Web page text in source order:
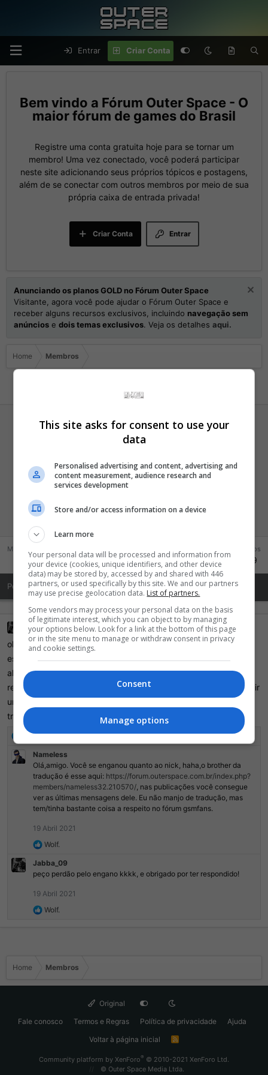
Entrar Criar Conta
Fórum Outer Space - O
maior fórum de games do Brasil
Registre uma conta gratuita hoje para se tornar um
membro! Uma vez conectado, você poderá participar
neste site adicionando seus próprios tópicos e postagens,
além de se conectar com outros membros por meio de sua
própria caixa de entrada privada!
Entrar
Criar Conta
Anunciando os planos GOLD no Fórum Outer Space
Visitante, agora você pode ajudar o Fórum Outer Space e
receber alguns recursos exclusivos, incluindo navegação sem
anúncios e dois temas exclusivos. Veja os detalhes aqui.
Home Membros
Nameless
Registrado
29 Fevereiro 2012
Mensagens
1.488 5.210
Pontos
709
Posts de Perfil Última atividade Publicações Sobre Mim
Jabba_09 19 Abril 2021
olá nameless, sou novo aqui neste fórum, estou te mandando
está mensagem porque vi um tópico de 2018 eu acho, que
algumas pessoas diziam que você estava traduzindo red dead
redemption de Xbox 360, e como está?, também queria te pedir
umas dicas sobre a tradução dos jogos, como fazer uma
tradução, que programa usar, do que precisa etc..
e
a
Wolf.
Nameless
Olá,amigo. Você se enganou quanto ao nick, haha,o brother da
tradução é esse aqui: https://forum.outerspace.com.br/index.php?
members/nameless32.210570/ , nas publicações você consegue
ver as últimas mensagens dele. Eu não manjo de tradução, mas
tem/tinha bastante coisa a respeito no fórum gsmfans.
19 Abril 2021
R
a
ç
e
s
Wolf.
Jabba_09
peço perdão pelo engano kkkk, e obrigado por ter respondido!
19 Abril 2021
R
e
:
Wolf.
Home Membros
Original
Fale conosco
Termos e Regras Política de privacidade
Ajuda
Voltar à página inicial
R
Community platform by XenForo® © 2010-2021 XenForo Ltd.
© Outer Space Media Ltda.
This site asks for consent to use your
data
Personalised advertising and content, advertising and
content measurement, audience research and
services development
Store and/or access information on a device
Learn more
Your personal data will be processed and information from
your device (cookies, unique identifiers, and other device
data) may be stored by, accessed by and shared with 446
partners, or used specifically by this site. We and our partners
may use precise geolocation data. List of partners.
Some vendors may process your personal data on the basis
of legitimate interest, which you can object to by managing
your options below. Look for a link at the bottom of this page
or in the site menu to manage or withdraw consent in privacy
and cookie settings.
Consent
Manage options